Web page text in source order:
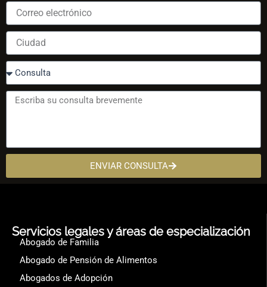
ENVIAR CONSULTA
Servicios legales y áreas de especialización
Abogado de Familia
Abogado de Pensión de Alimentos
Abogados de Adopción